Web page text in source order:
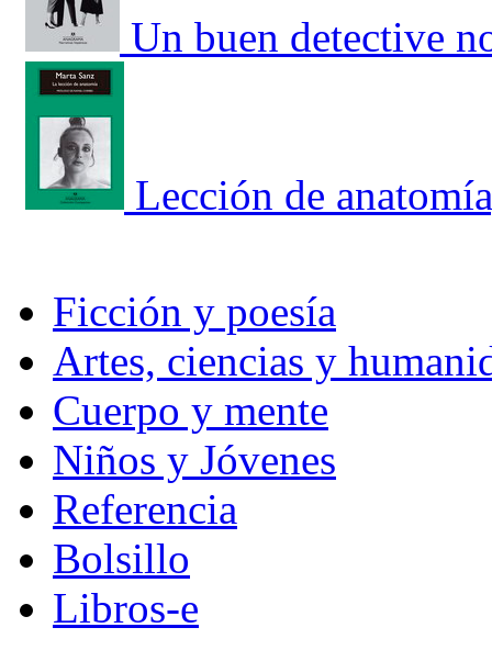
Un buen detective
Lección de
Ficción y poesía
Artes, ciencias y
Cuerpo y mente
Niños y Jóvenes
Referencia
Bolsillo
Libros-e